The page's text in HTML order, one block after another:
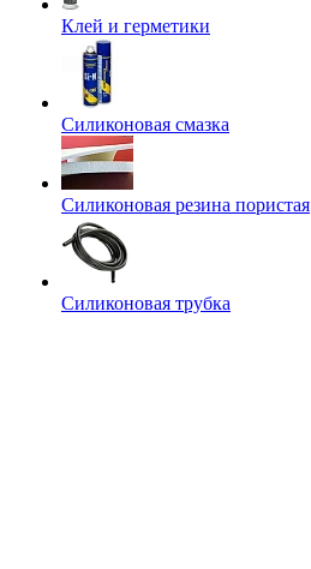
Клей и герметики
Силиконовая смазка
Силиконовая резина пористая
Силиконовая трубка